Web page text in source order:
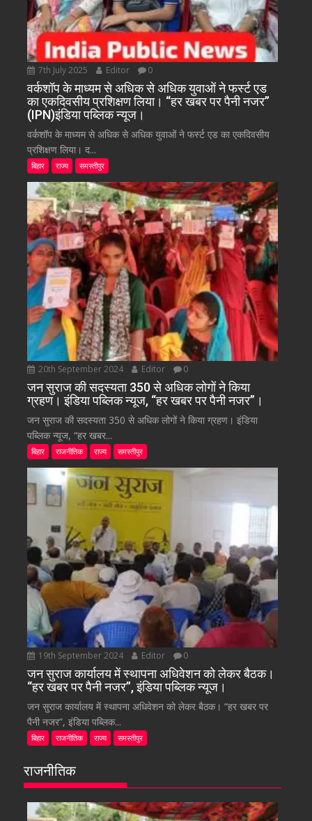
7th July 2025 Editor 0
वर्कशॉप के माध्यम से अधिक से अधिक युवाओं ने फर्स्ट एड
का एकदिवसीय प्रशिक्षण लिया। “हर खबर पर पैनी नजर”
(IPN)इंडिया पब्लिक न्यूज।
वर्कशॉप के माध्यम से अधिक से अधिक युवाओं ने फर्स्ट एड का एकदिवसीय
प्रशिक्षण लिया। द...
बिहार राज्य समस्तीपुर
20th September 2024 Editor 0
जन सुराज की सदस्यता 350 से अधिक लोगों ने किया
ग्रहण। इंडिया पब्लिक न्यूज, “हर खबर पर पैनी नजर”।
जन सुराज की सदस्यता 350 से अधिक लोगों ने किया ग्रहण। इंडिया
पब्लिक न्यूज, “हर खबर...
बिहार राजनीतिक राज्य समस्तीपुर
19th September 2024 Editor 0
जन सुराज कार्यालय में स्थापना अधिवेशन को लेकर बैठक।
“हर खबर पर पैनी नजर”, इंडिया पब्लिक न्यूज।
जन सुराज कार्यालय में स्थापना अधिवेशन को लेकर बैठक। “हर खबर पर
पैनी नजर”, इंडिया पब्लिक...
बिहार राजनीतिक राज्य समस्तीपुर
राजनीतिक